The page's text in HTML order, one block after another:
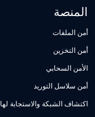
المنصة
أمن الملفات
أمن التخزين
الأمن السحابي
أمن سلاسل التوريد
اكتشاف الشبكة والاستجابة لها